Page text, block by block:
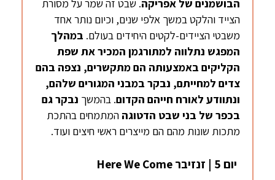
הבושמנים של אפריקה. שבט זה שמר על מסורת
הצייד והלקט במשך אלפי שנים, וכיום נותר אחד
משבטי הציידים-לקטים היחידים בעולם. במהלך
המפגש נתלווה למתורגמן המכיר את שפת
הקליקים באמצעותה הם מתקשרים, נצפה בהם
צדים למחייתם, נבקר במבני המגורים שלהם,
ונתוודע לאורח חייהם הקדום. בהמשך נבקר גם
בכפר של בני שבט הדטוגה המתמחים בהתכת
מתכות שונות מהם הם מייצרים ראשי חיצים ועוד.
יום 5 | זנזיבר Here We Come